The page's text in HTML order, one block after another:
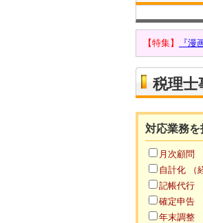
【特集】 『
税理士
対応業務を
月次顧問
自計化 （
記帳代行
確定申告
年末調整